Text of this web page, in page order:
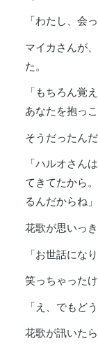
「わたし、会
マイカさんが
た。
「もちろん覚
あなたを抱っ
そうだったんだ
「ハルオさん
てきてたから
るんだからね」
花歌が思いっ
「お世話にな
笑っちゃったけ
「え、でもど
花歌が訊いた